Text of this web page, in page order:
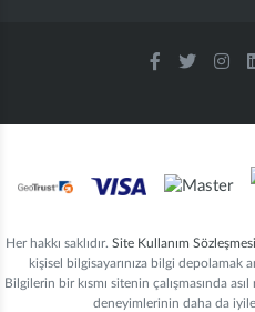
Her hakkı saklıdır. Site Kullanım Sözleşmesi
kişisel bilgisayarınıza bilgi depolamak
Bilgilerin bir kısmı sitenin çalışmasında
deneyimlerinin daha da